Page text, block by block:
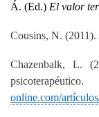
Á. (Ed.) El valor
Cousins, N. (2011).
Chazenbalk, L.
online.com/